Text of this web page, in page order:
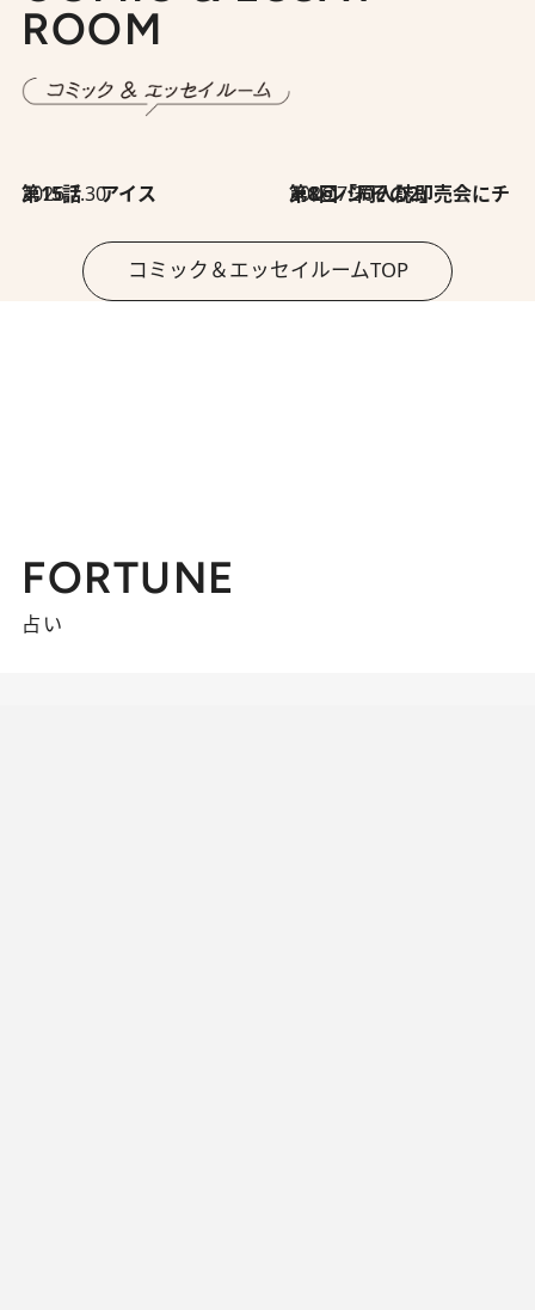
ROOM
2026.7.30
第15話 アイス 2026.7.30
第8回「同人誌即売会にチャレンジ その2」
コミック＆エッセイルームTOP
FORTUNE
占い